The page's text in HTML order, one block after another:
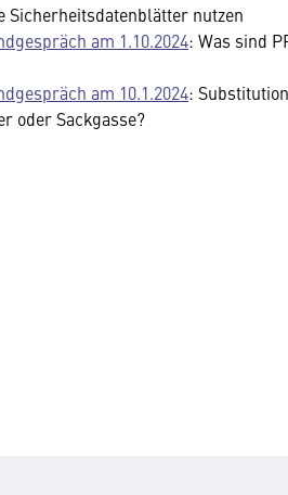
Sicherheitsdatenblätter nutzen
am 1.10.2024: Was sind
am 10.1.2024:
oder Sackgasse?